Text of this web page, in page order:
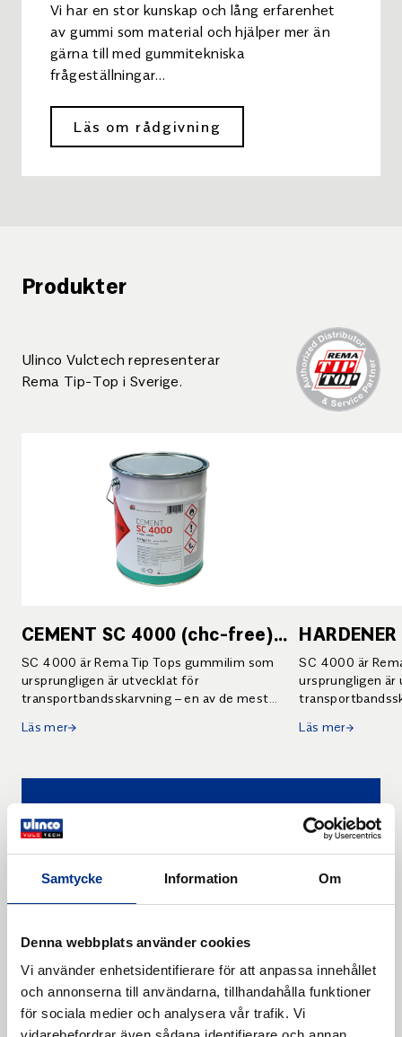
Samtycke Information Om
Denna webbplats använder cookies
Vi använder enhetsidentifierare för att anpassa innehållet
och annonserna till användarna, tillhandahålla funktioner
för sociala medier och analysera vår trafik. Vi
Vi har en stor kunskap och lång erfarenhet
av gummi som material och hjälper mer än
gärna till med gummitekniska
frågeställningar…
Läs om rådgivning
Produkter
Ulinco Vulctech representerar
Rema Tip-Top i Sverige.
CEMENT SC 4000 (chc-free)
green. 4.5 kg (5 l)
SC 4000 är Rema Tip Tops gummilim som
ursprungligen är utvecklat för
transportbandsskarvning – en av de mest
transportband brister är tiden väldigt dyrbar
på att lagningen håller. För limning av större
ytor än 1 m² rekommenderar vi vårt gummilim
BC 3004 som har lite längre kontakttid.
Läs mer
SC 4000 är
ursprungligen
transportband
håller. För
har lite längre
Läs mer
Ulinco
Group
Ulinco Group erbjuder polymera produkter
och tekniska lösningar till industrin.